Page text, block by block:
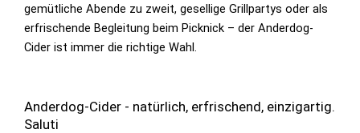
gemütliche Abende zu zweit, gesellige Grillpartys oder als
erfrischende Begleitung beim Picknick – der Anderdog-
Cider ist immer die richtige Wahl.
Anderdog-Cider - natürlich, erfrischend, einzigartig.
Saluti